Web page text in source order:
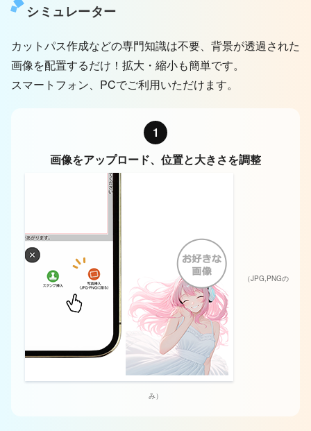
納期
7営業日：1～49個
10営業日：50個以上
* 50個以上ご注文の納期は お問い合わせ
商品は1点ずつPP袋に封入し、まとめて気泡
緩衝材（プチプチ袋）に封入してお送りしま
シミュレーター
カットパス作成などの専門知識は不要、背景が透過された
画像を配置するだけ！拡大・縮小も簡単です。
スマートフォン、PCでご利用いただけます。
1
画像をアップロード、位置と大きさを調整
（JPG,PNGの
み）